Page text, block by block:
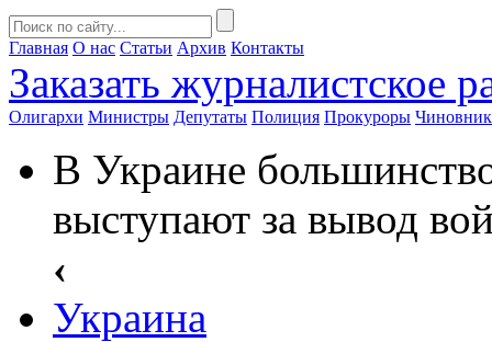
Главная О нас Статьи Архив Контакты
Заказать журналистское
Олигархи Министры Депутаты Полиция Прокуроры
В Украине
выступают за вывод
‹
Украина